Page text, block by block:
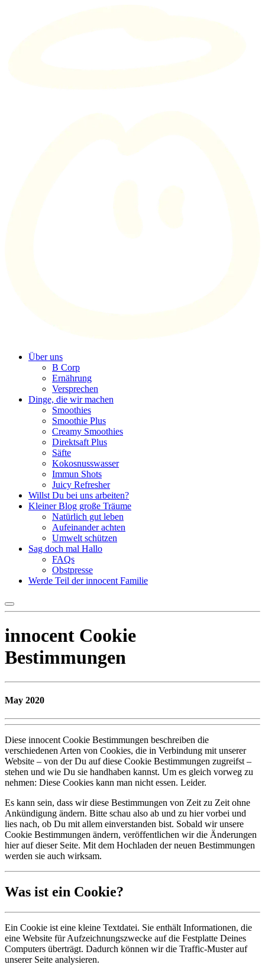
Über uns
B Corp
Ernährung
Versprechen
Dinge, die wir machen
Smoothies
Smoothie Plus
Creamy Smoothies
Direktsaft Plus
Säfte
Kokosnusswasser
Immun Shots
Juicy Refresher
Willst Du bei uns arbeiten?
Kleiner Blog große Träume
Natürlich gut leben
Aufeinander achten
Umwelt schützen
Sag doch mal Hallo
FAQs
Obstpresse
Werde Teil der innocent Familie
innocent Cookie
Bestimmungen
May 2020
Diese innocent Cookie Bestimmungen beschreiben die
verschiedenen Arten von Cookies, die in Verbindung mit unserer
Website – von der Du auf diese Cookie Bestimmungen zugreifst –
stehen und wie Du sie handhaben kannst. Um es gleich vorweg zu
nehmen: Diese Cookies kann man nicht essen. Leider.
Es kann sein, dass wir diese Bestimmungen von Zeit zu Zeit ohne
Ankündigung ändern. Bitte schau also ab und zu hier vorbei und
lies nach, ob Du mit allem einverstanden bist. Sobald wir unsere
Cookie Bestimmungen ändern, veröffentlichen wir die Änderungen
hier auf dieser Seite. Mit dem Hochladen der neuen Bestimmungen
werden sie auch wirksam.
Was ist ein Cookie?
Ein Cookie ist eine kleine Textdatei. Sie enthält Informationen, die
eine Website für Aufzeichnungszwecke auf die Festplatte Deines
Computers überträgt. Dadurch können wir die Traffic-Muster auf
unserer Seite analysieren.